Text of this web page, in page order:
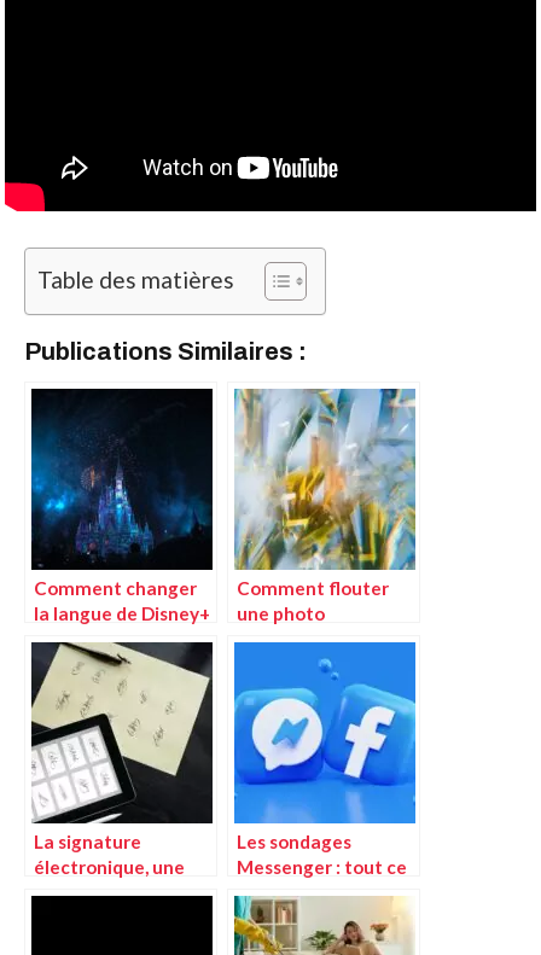
Table des matières
Publications Similaires :
Comment changer
la langue de Disney+
?
Comment flouter
une photo
facilement : le
La signature
électronique, une
solution d’avenir
Les sondages
Messenger : tout ce
qu’il faut savoir pour
les créer et les
analyser